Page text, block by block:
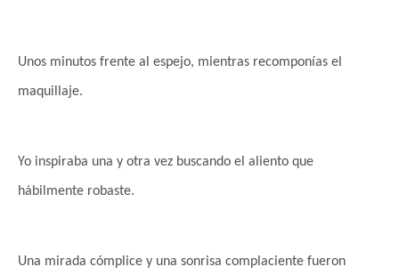
Unos minutos frente al espejo, mientras recomponías el
maquillaje.
Yo inspiraba una y otra vez buscando el aliento que
hábilmente robaste.
Una mirada cómplice y una sonrisa complaciente fueron